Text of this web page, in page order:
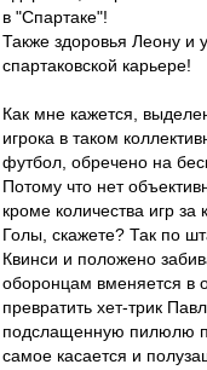
в "Спартаке"!
Также здоровья Леону и
спартаковской карьере!
Как мне кажется,
игрока в таком
футбол, обречено на
Потому что нет
кроме количества игр за
Голы, скажете? Так по
Квинси и положено
оборонцам вменяется в
превратить хет-трик
подслащенную пилюлю
самое касается и